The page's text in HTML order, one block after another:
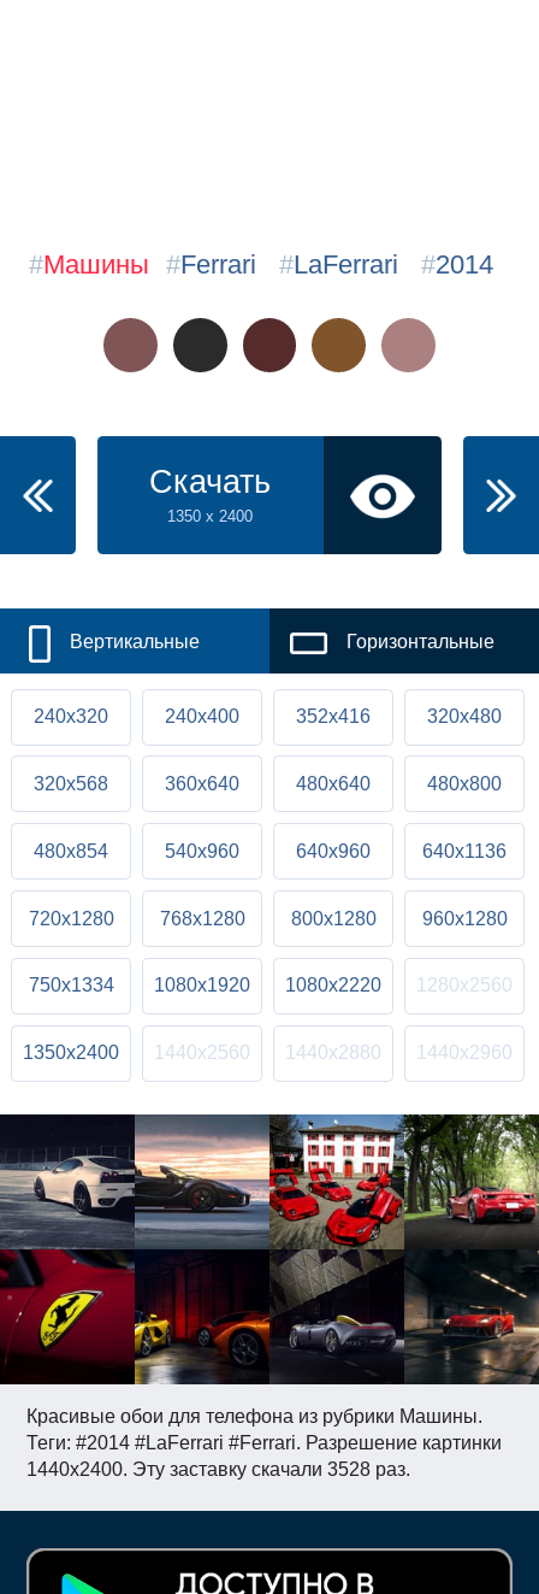
Красивые обои для телефона из рубрики Машины.
Теги: #2014 #LaFerrari #Ferrari. Разрешение картинки
1440x2400. Эту заставку скачали 3528 раз.
#Машины #Ferrari #LaFerrari #2014
Скачать
1350 x 2400
Вертикальные Горизонтальные
240x320 240x400 352x416 320x480
320x568 360x640 480x640 480x800
480x854 540x960 640x960 640x1136
720x1280 768x1280 800x1280 960x1280
750x1334 1080x1920 1080x2220 1280x2560
1350x2400 1440x2560 1440x2880 1440x2960